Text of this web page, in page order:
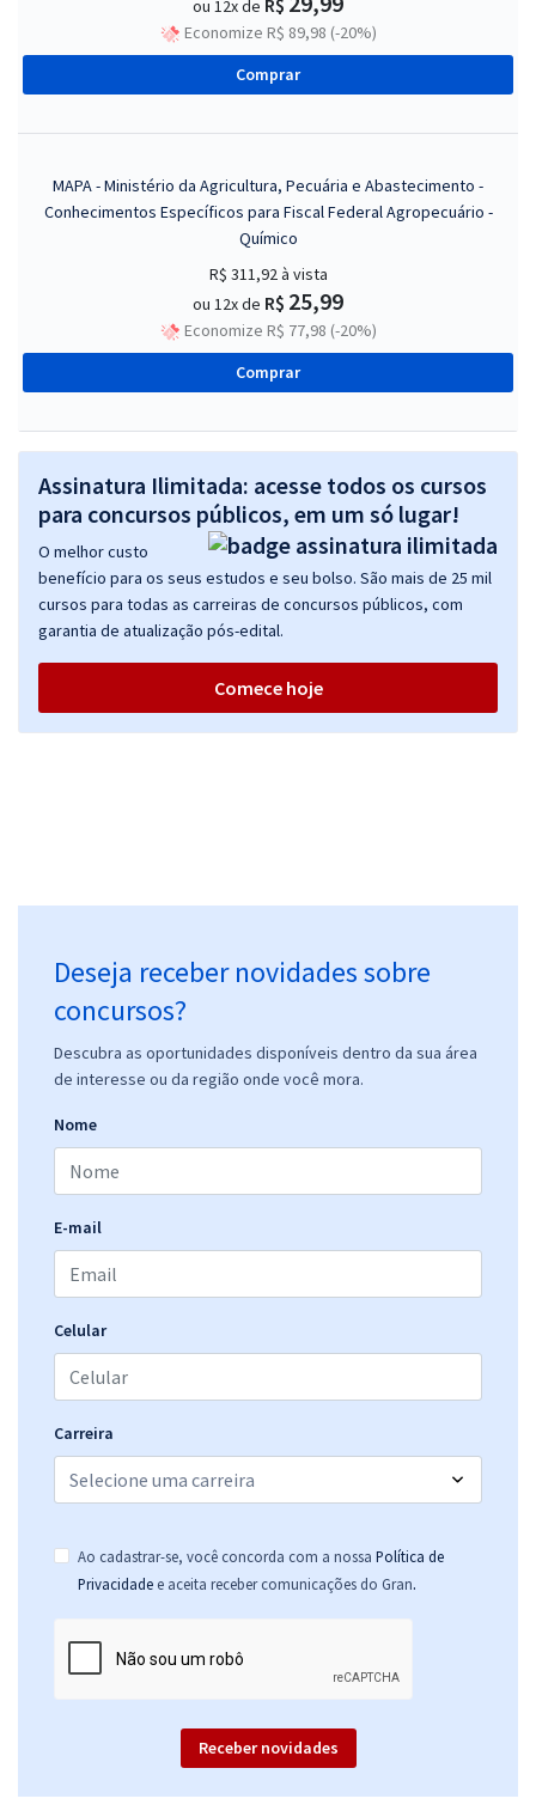
ou 12x de R$
Economize R$ 89,98 (-20%)
Comprar
MAPA - Ministério da Agricultura, Pecuária e Abastecimento -
Conhecimentos Específicos para Fiscal Federal Agropecuário -
Químico
R$ 311,92à vista
ou 12x de R$ 25,99
Economize R$ 77,98 (-20%)
Comprar
Assinatura Ilimitada: acesse todos os cursos
para concursos públicos, em um só lugar!
O melhor custo
benefício para os seus estudos e seu bolso. São mais de 25 mil
cursos para todas as carreiras de concursos públicos, com
garantia de atualização pós-edital.
Comece hoje
Deseja receber novidades sobre
concursos?
Descubra as oportunidades disponíveis dentro da sua área
de interesse ou da região onde você mora.
Nome
E-mail
Celular
Carreira
Ao cadastrar-se, você concorda com a nossa Política de
Privacidade e aceita receber comunicações do Gran.
Receber novidades